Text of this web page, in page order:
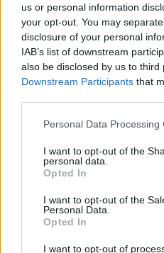
us or personal information
your opt-out. You may
disclosure of your personal
IAB’s list of downstream
also be disclosed by us to third
Downstream Participants that
Please note that this website/
not limited to your visit or
grant or deny consent to
use your data for below
consent section.
Personal Data Processing
I want to opt-out of the
personal data.
Opted In
I want to opt-out of the
Personal Data.
Opted In
I want to opt-out of
hírbehozó•2011. február 24.
Mostmár azért van elég
smartphone alkalmazás
kedvenceink is. Plusz a
konferencia szervezői
jegyet, úgyhogy nincs
megírjátok a Webisztán
Valentin nap: hülye
üvegezés, masnis
hírbehozó•2011. február 14.